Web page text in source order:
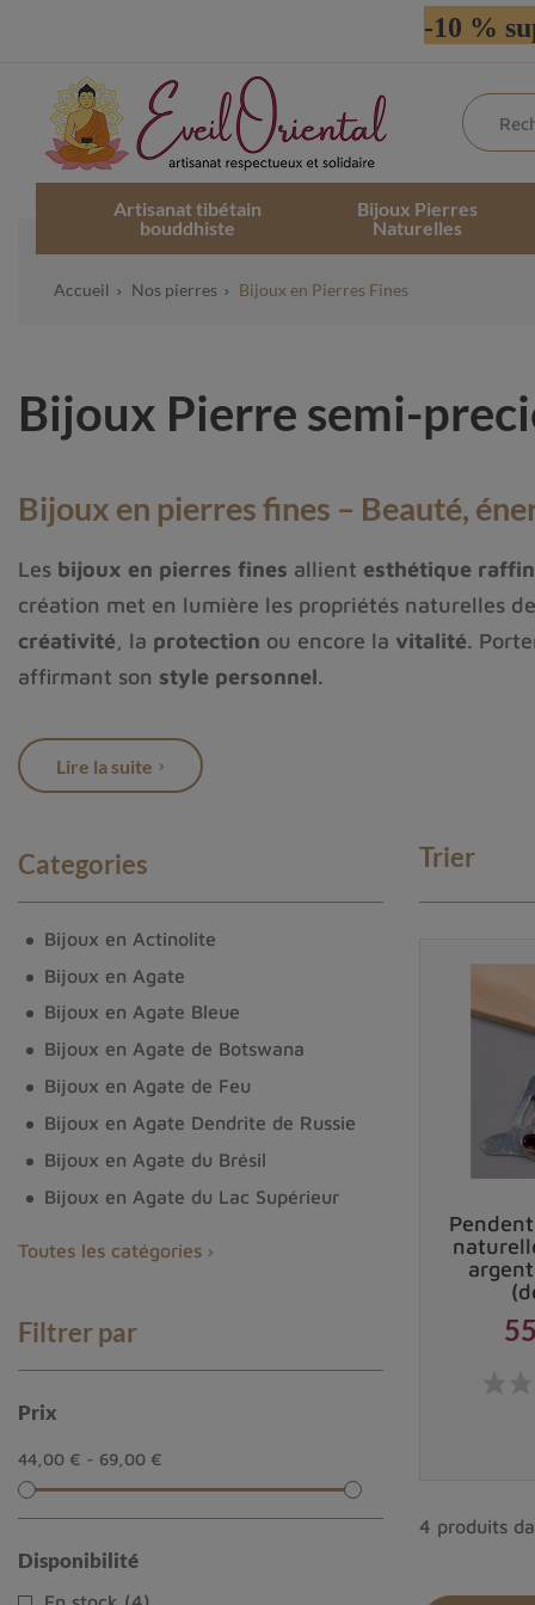
-10 %
Artisanat tibétain
bouddhiste
Bijoux Pierres
Naturelles
Accueil Nos pierres Bijoux en Pierres Fines
Bijoux Pierre semi-
Bijoux en pierres fines – Beauté,
Les bijoux en pierres fines allient esthétique
création met en lumière les propriétés naturelles
créativité, la protection ou encore la vitalité.
affirmant son style personnel.
qualité , leurorigine
grenat, vous trouverez ici des pièces qui célèbrent
Lire la suite
Categories
Bijoux en Actinolite
Bijoux en Agate
Bijoux en Agate Bleue
Bijoux en Agate de Botswana
Bijoux en Agate de Feu
Bijoux en Agate Dendrite de Russie
Bijoux en Agate du Brésil
Bijoux en Agate du Lac Supérieur
Toutes les catégories
Filtrer par
Prix
44,00 € - 69,00 €
Disponibilité
Trier
4 produits